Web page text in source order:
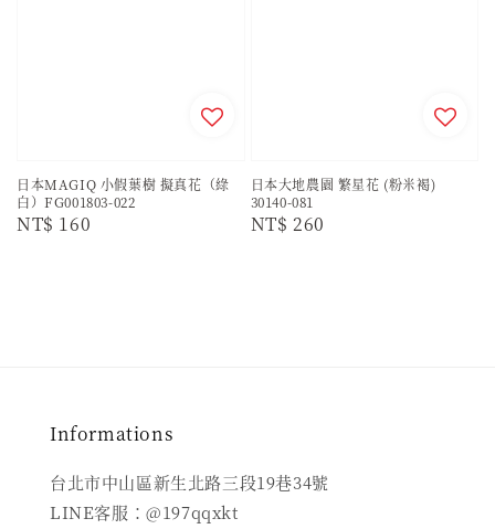
日本MAGIQ 小假葉樹 擬真花（綠
白）FG001803-022
Regular
NT$ 160
日本大地農園 繁星花 (粉米褐)
30140-081
Regular
NT$ 260
Informations
台北市中山區新生北路三段19巷34號
LINE客服：@197qqxkt